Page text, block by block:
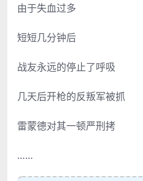
由于失血过多
短短几分钟后
战友永远的停止了呼吸
几天后开枪的反叛军被抓
雷蒙德对其一顿严刑拷
……